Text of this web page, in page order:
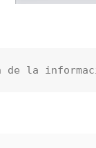
de la